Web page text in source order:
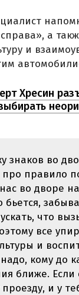
а
и
Хресин
знаков во
правило
во дворе
бьется,
что
все
и
кому до
ближе. Если
и у